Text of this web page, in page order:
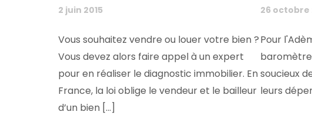
2 juin 2015
Vous souhaitez vendre ou louer votre bien ?
Vous devez alors faire appel à un expert
pour en réaliser le diagnostic immobilier. En
France, la loi oblige le vendeur et le bailleur
d’un bien [...]
26 octobre
Pour
baromètre
soucieux
leurs